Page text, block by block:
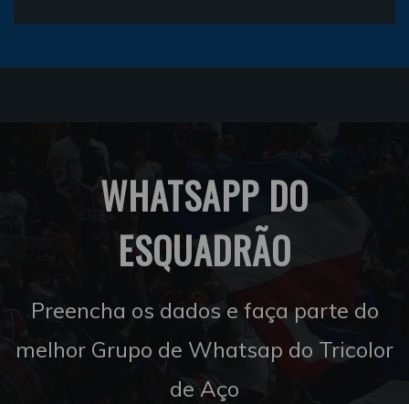
WHATSAPP DO
ESQUADRÃO
Preencha os dados e faça parte do
melhor Grupo de Whatsap do Tricolor
de Aço